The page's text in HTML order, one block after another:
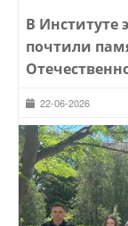
В Институте
почтили
22-06-2026